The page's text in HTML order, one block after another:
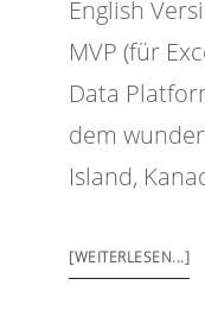
English
MVP (für
Data
dem
Island,
[WEITERLESEN...]